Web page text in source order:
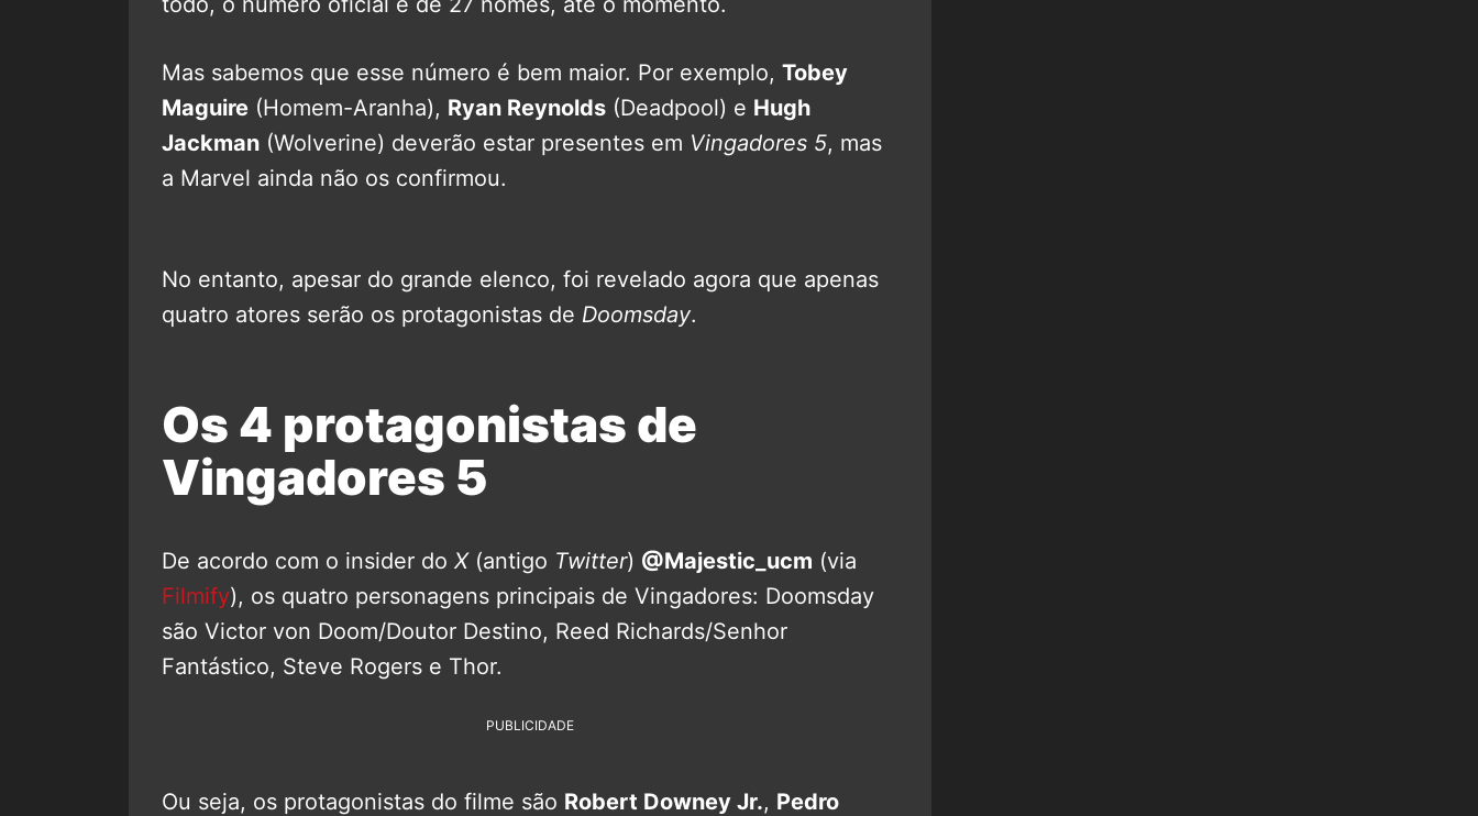
Mas sabemos que esse número é bem maior. Por exemplo, Tobey
Maguire (Homem-Aranha), Ryan Reynolds (Deadpool) e Hugh
Jackman (Wolverine) deverão estar presentes em Vingadores 5, mas
a Marvel ainda não os confirmou.
No entanto, apesar do grande elenco, foi revelado agora que apenas
quatro atores serão os protagonistas de Doomsday.
Os 4 protagonistas de
Vingadores 5
De acordo com o insider do X(antigo Twitter) @Majestic_ucm (via
Filmify), os quatro personagens principais de Vingadores: Doomsday
são Victor von Doom/Doutor Destino, Reed Richards/Senhor
Fantástico, Steve Rogers e Thor.
PUBLICIDADE
Ou seja, os protagonistas do filme são Robert Downey Jr., Pedro